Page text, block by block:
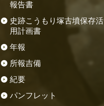
報告書
史跡こうもり塚古墳保存活
用計画書
年報
所報吉備
紀要
パンフレット